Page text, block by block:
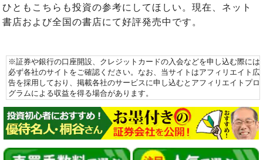
ひともこちらも投資の参考にしてほしい。現在、ネット
書店および全国の書店にて好評発売中です。
※証券や銀行の口座開設、クレジットカードの入会などを申し込む際には
必ず各社のサイトをご確認ください。なお、当サイトはアフィリエイト広
告を採用しており、掲載各社のサービスに申し込むとアフィリエイトプロ
グラムによる収益を得る場合があります。